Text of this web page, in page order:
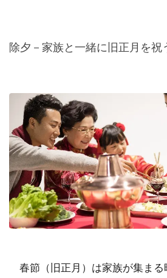
除夕－家族と一緒に旧正月を祝
春節（旧正月）は家族が集まる